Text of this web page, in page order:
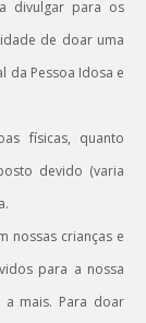
divulgar para os
de doar uma
da Pessoa Idosa e
físicas, quanto
devido (varia
nossas crianças e
para a nossa
a mais. Para doar